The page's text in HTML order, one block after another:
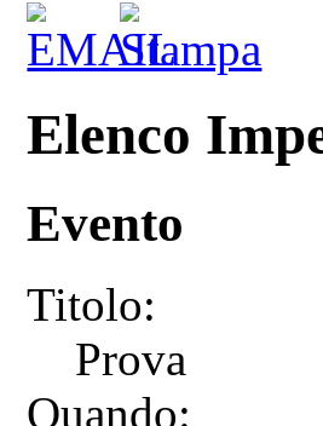
Elenco
Evento
Titolo:
Prova
Quando: